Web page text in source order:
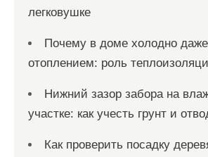
легковушке
Почему в доме холодно
отоплением: роль
Нижний зазор забора на
участке: как учесть грунт и
Как проверить посадку